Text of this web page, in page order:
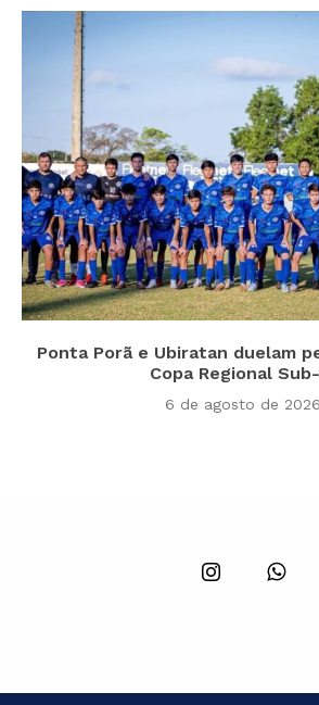
Ponta Porã e Ubiratan duelam
Copa Regional
6 de agosto de 2026